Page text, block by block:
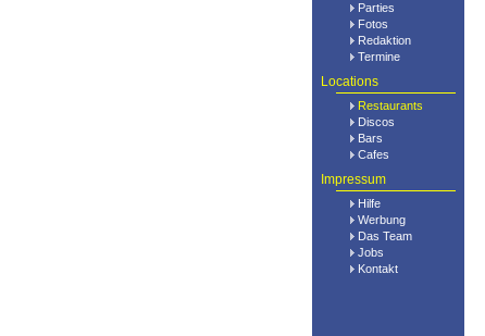
Parties
Fotos
Redaktion
Termine
Locations
Restaurants
Discos
Bars
Cafes
Impressum
Hilfe
Werbung
Das Team
Jobs
Kontakt